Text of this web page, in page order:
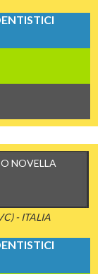
NOVELLA
- ITALIA